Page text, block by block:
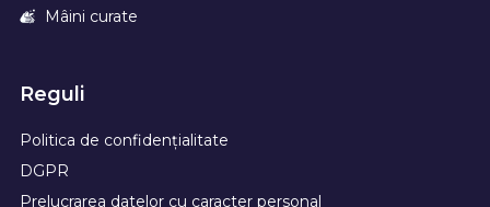
Mâini curate
Reguli
Politica de confidențialitate
DGPR
Prelucrarea datelor cu caracter personal